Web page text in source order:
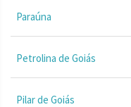
Paraúna
Petrolina de Goiás
Pilar de Goiás